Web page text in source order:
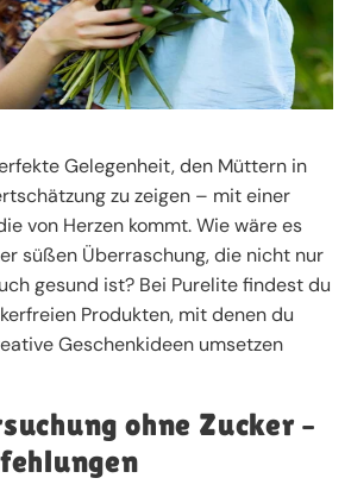
Gelegenheit, den Müttern in
zu zeigen – mit einer
von Herzen kommt. Wie wäre es
süßen Überraschung, die nicht nur
gesund ist? Bei Purelite findest du
Produkten, mit denen du
Geschenkideen umsetzen
ohne Zucker –